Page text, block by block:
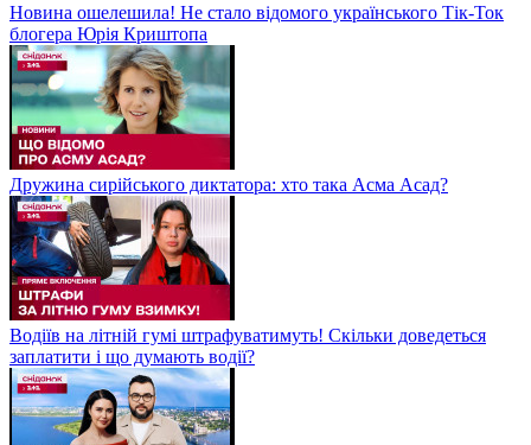
Новина ошелешила! Не стало відомого українського Тік-Ток
блогера Юрія Криштопа
Дружина сирійського диктатора: хто така Асма Асад?
Водіїв на літній гумі штрафуватимуть! Скільки доведеться
заплатити і що думають водії?